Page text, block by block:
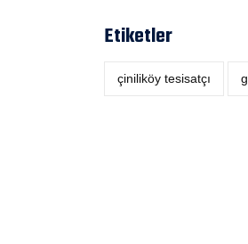
Etiketler
çiniliköy tesisatçı